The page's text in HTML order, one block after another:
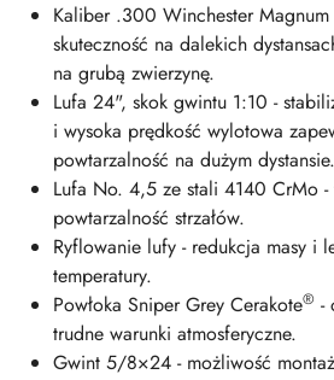
Kaliber .300 Winchester Magnum
skuteczność na dalekich
na grubą zwierzynę.
Lufa 24", skok gwintu 1:10 -
i wysoka prędkość wylotowa
powtarzalność na dużym dystansie.
Lufa No. 4,5 ze stali 4140 CrMo -
powtarzalność strzałów.
Ryflowanie lufy - redukcja masy i
temperatury.
Powłoka Sniper Grey Cerakote® -
trudne warunki atmosferyczne.
Gwint 5/8×24 - możliwość